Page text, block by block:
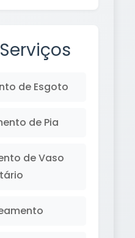
de Esgoto
de Pia
de Vaso